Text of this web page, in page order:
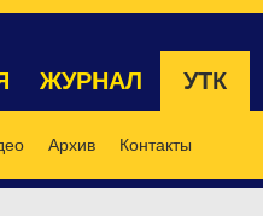
ЖУРНАЛ УТК
Архив Контакты